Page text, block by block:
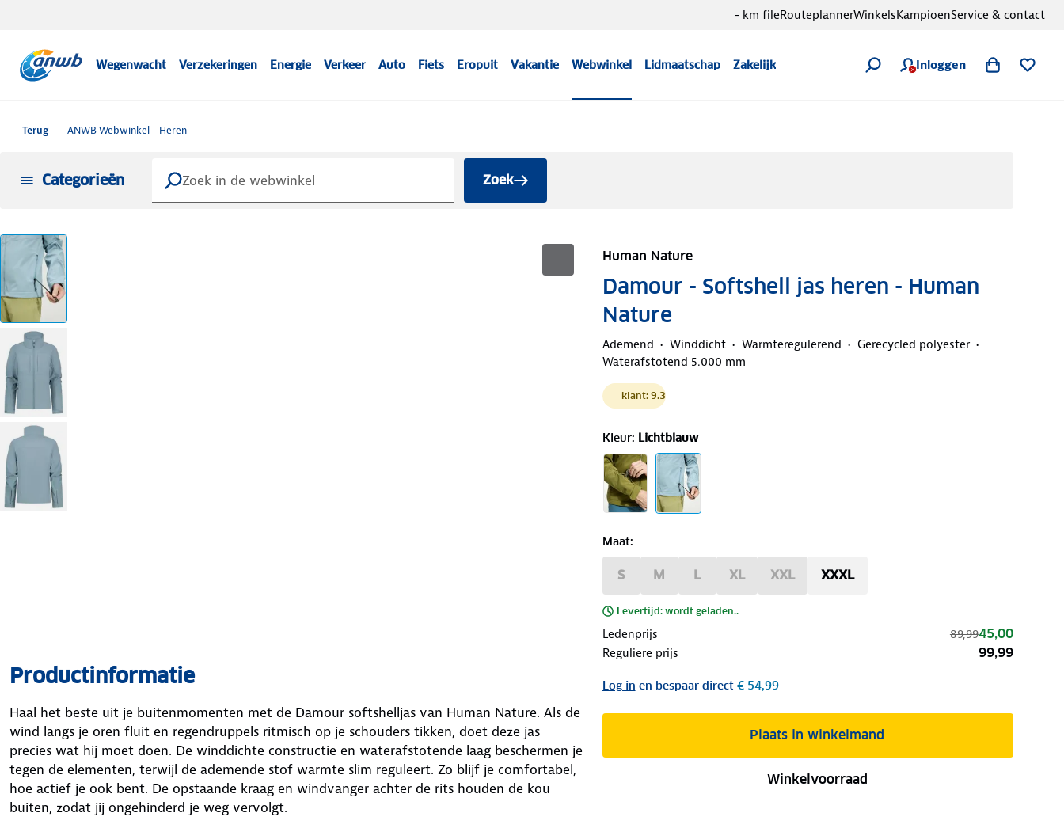
Wegenwacht Verzekeringen Energie Verkeer Auto Fiets Eropuit Vakantie Webwinkel Lidmaatschap Zakelijk Inloggen
- km fileRouteplannerWinkelsKampioenService & contact
Terug ANWB Webwinkel Heren
Categorieën Zoek
Human Nature
Damour - Softshell jas heren - Human
Nature
Ademend Winddicht Warmteregulerend
Gerecycled polyester
Waterafstotend 5.000 mm
klant: 9.3
Kleur: Lichtblauw
Maat:
S M L XL XXL XXXL
Levertijd: wordt geladen..
Ledenprijs 89,9945,00
Reguliere prijs 99,99
Log in en bespaar direct€ 54,99
Plaats in winkelmand
Winkelvoorraad
Productinformatie
Haal het beste uit je buitenmomenten met de Damour softshelljas van Human Nature. Als de
wind langs je oren fluit en regendruppels ritmisch op je schouders tikken, doet deze jas
precies wat hij moet doen. De winddichte constructie en waterafstotende laag beschermen je
tegen de elementen, terwijl de ademende stof warmte slim reguleert. Zo blijf je comfortabel,
hoe actief je ook bent. De opstaande kraag en windvanger achter de rits houden de kou
buiten, zodat jij ongehinderd je weg vervolgt.